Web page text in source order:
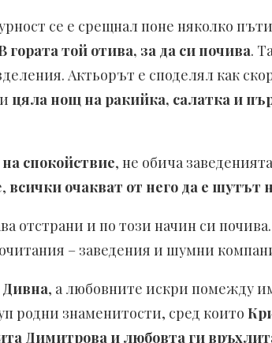
се е срещнал поне няколко
гората той отива, за да си почива.
Актьорът е споделял как
цяла нощ на ракийка, салатка и
спокойствие, не обича
всички очакват от него да е шутът
отстрани и по този начин си
– заведения и шумни
Дивна, а любовните искри помежду
родни знаменитости, сред които
Димитрова и любовта ги